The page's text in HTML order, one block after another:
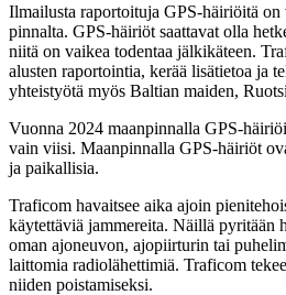
Ilmailusta raportoituja GPS-häiriöitä on
pinnalta. GPS-häiriöt saattavat olla
niitä on vaikea todentaa jälkikäteen.
alusten raportointia, kerää lisätietoa ja
yhteistyötä myös Baltian maiden,
Vuonna 2024 maanpinnalla GPS-
vain viisi. Maanpinnalla GPS-häiriöt
ja paikallisia.
Traficom havaitsee aika ajoin
käytettäviä jammereita. Näillä pyritään
oman ajoneuvon, ajopiirturin tai
laittomia radiolähettimiä. Traficom
niiden poistamiseksi.